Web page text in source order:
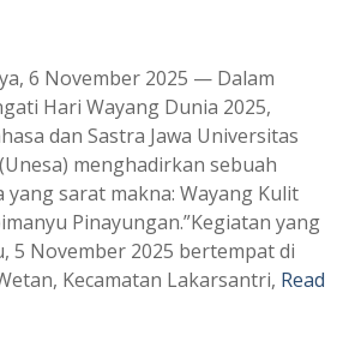
6 November 2025 — Dalam
Hari Wayang Dunia 2025,
dan Sastra Jawa Universitas
menghadirkan sebuah
yang sarat makna: Wayang Kulit
Pinayungan.”Kegiatan yang
5 November 2025 bertempat di
Kecamatan Lakarsantri, Read